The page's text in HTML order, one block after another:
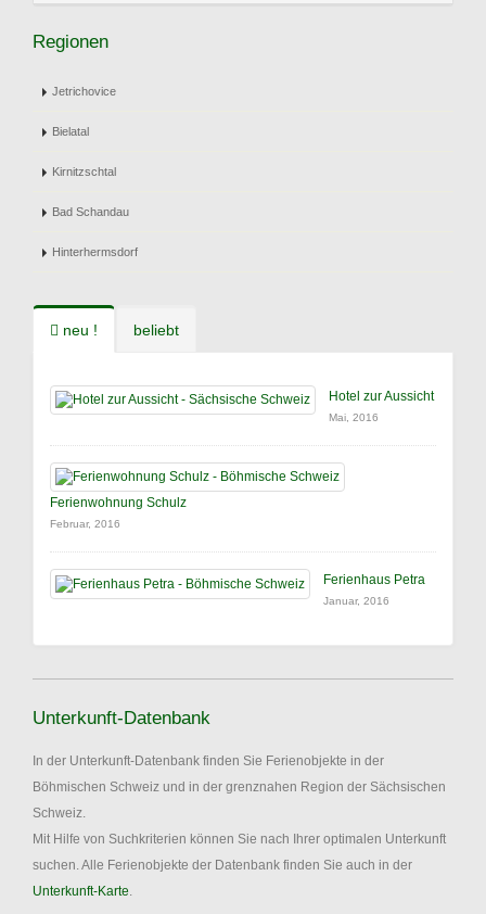
Regionen
Jetrichovice
Bielatal
Kirnitzschtal
Bad Schandau
Hinterhermsdorf
neu ! beliebt
Hotel zur Aussicht
Mai, 2016
Ferienwohnung Schulz
Februar, 2016
Ferienhaus Petra
Januar, 2016
Unterkunft-Datenbank
In der Unterkunft-Datenbank finden Sie Ferienobjekte in der
Böhmischen Schweiz und in der grenznahen Region der Sächsischen
Schweiz.
Mit Hilfe von Suchkriterien können Sie nach Ihrer optimalen Unterkunft
suchen. Alle Ferienobjekte der Datenbank finden Sie auch in der
Unterkunft-Karte.